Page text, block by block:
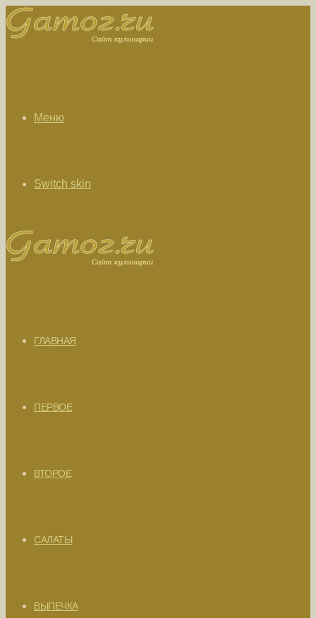
Меню
Switch skin
ГЛАВНАЯ
ПЕРВОЕ
ВТОРОЕ
САЛАТЫ
ВЫПЕЧКА